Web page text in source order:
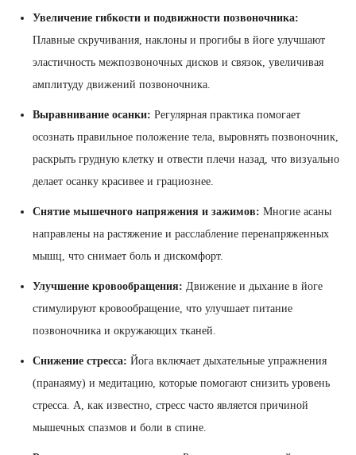
Увеличение гибкости и подвижности позвоночника:
Плавные скручивания, наклоны и прогибы в йоге улучшают
эластичность межпозвоночных дисков и связок, увеличивая
амплитуду движений позвоночника.
Выравнивание осанки: Регулярная практика помогает
осознать правильное положение тела, выровнять позвоночник,
раскрыть грудную клетку и отвести плечи назад, что визуально
делает осанку красивее и грациознее.
Снятие мышечного напряжения и зажимов: Многие асаны
направлены на растяжение и расслабление перенапряженных
мышц, что снимает боль и дискомфорт.
Улучшение кровообращения: Движение и дыхание в йоге
стимулируют кровообращение, что улучшает питание
позвоночника и окружающих тканей.
Снижение стресса: Йога включает дыхательные упражнения
(пранаяму) и медитацию, которые помогают снизить уровень
стресса. А, как известно, стресс часто является причиной
мышечных спазмов и боли в спине.